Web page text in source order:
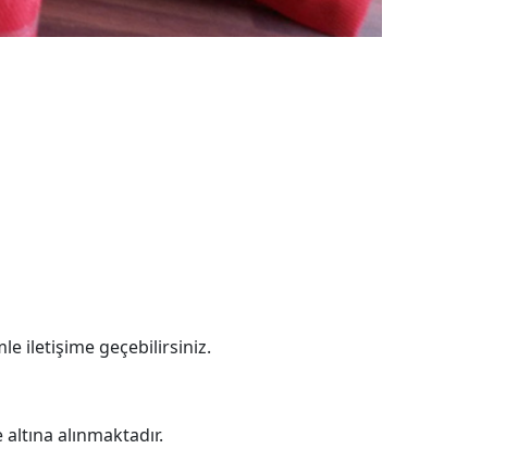
iletişime geçebilirsiniz.
alınmaktadır.